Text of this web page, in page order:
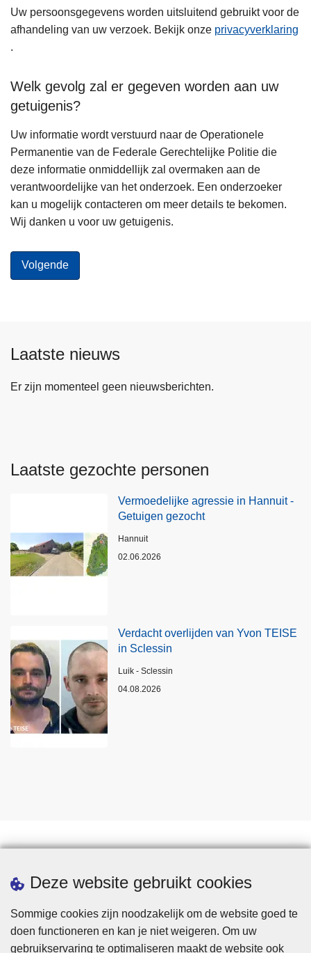
Deze website gebruikt cookies
Sommige cookies zijn noodzakelijk om de website goed te
doen functioneren en kan je niet weigeren. Om uw
gebruikservaring te optimaliseren maakt de website ook
Uw persoonsgegevens worden uitsluitend gebruikt voor de
afhandeling van uw verzoek. Bekijk onze privacyverklaring
.
Welk gevolg zal er gegeven worden aan uw
getuigenis?
Uw informatie wordt verstuurd naar de Operationele
Permanentie van de Federale Gerechtelijke Politie die
deze informatie onmiddellijk zal overmaken aan de
verantwoordelijke van het onderzoek. Een onderzoeker
kan u mogelijk contacteren om meer details te bekomen.
Wij danken u voor uw getuigenis.
Laatste nieuws
Er zijn momenteel geen nieuwsberichten.
Laatste gezochte personen
Vermoedelijke agressie in Hannuit -
Getuigen gezocht
Plaats
Hannuit
02.06.2026
Verdacht overlijden van Yvon TEISE
in Sclessin
Plaats
Luik - Sclessin
04.08.2026